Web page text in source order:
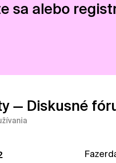
sa alebo
— Diskusné